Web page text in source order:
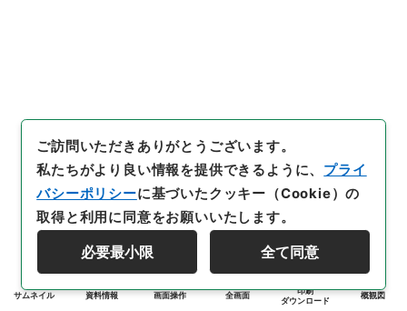
サムネイル 資料情報 画面操作 全画面
印刷
ダウンロード
概観図
ご訪問いただきありがとうございます。
私たちがより良い情報を提供できるように、 プライ
バシーポリシーに基づいたクッキー（Cookie）の
取得と利用に同意をお願いいたします。
必要最小限 全て同意